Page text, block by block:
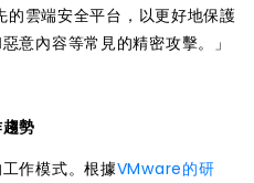
的雲端安全平台，以更好地保護
意內容等常見的精密攻擊。」
勢
作模式。根據VMware的研